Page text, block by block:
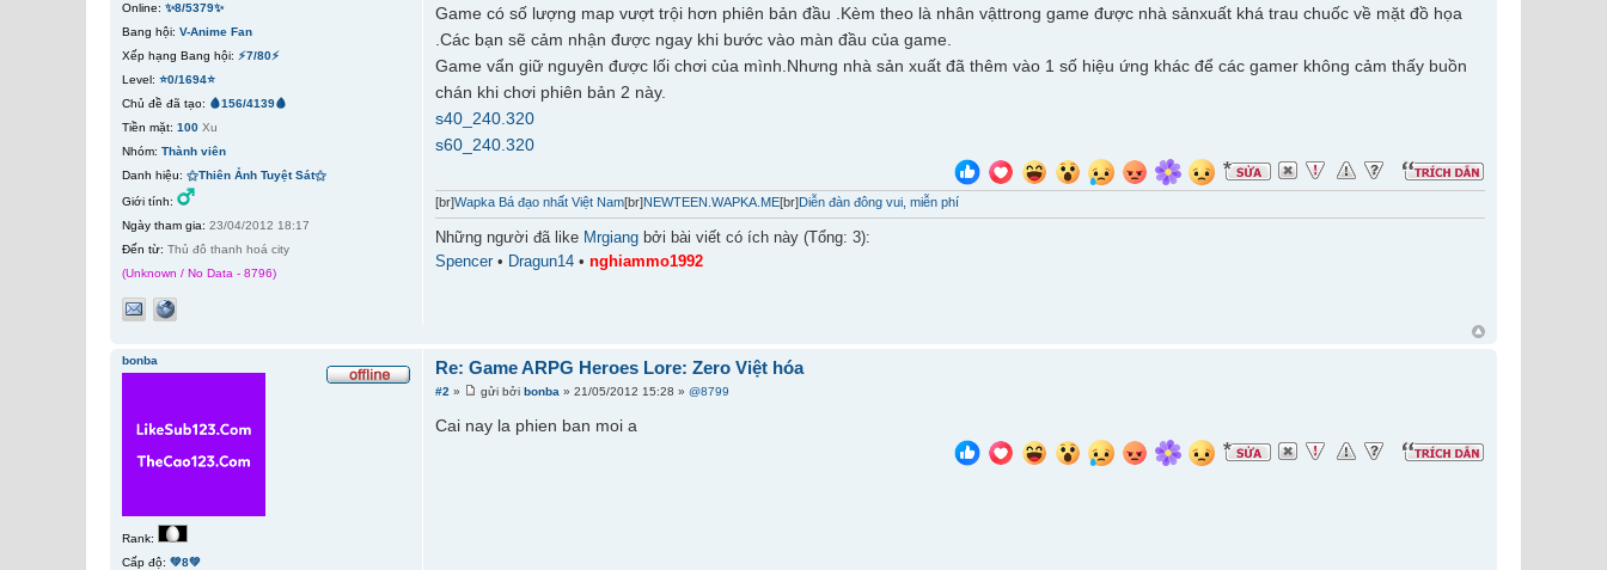
Game có số lượng map vượt trội hơn phiên bản đầu .Kèm theo là nhân vậttrong game được nhà sảnxuất khá trau chuốc về mặt đồ họa
.Các bạn sẽ cảm nhận được ngay khi bước vào màn đầu của game.
Game vẩn giữ nguyên được lối chơi của mình.Nhưng nhà sản xuất đã thêm vào 1 số hiệu ứng khác để các gamer không cảm thấy buồn
chán khi chơi phiên bản 2 này.
s40_240.320
s60_240.320
[br]Wapka Bá đạo nhất Việt Nam[br]NEWTEEN.WAPKA.ME[br] Diễn đàn đông vui, miễn phí
Những người đã like Mrgiang bởi bài viết có ích này (Tổng: 3):
Spencer • Dragun14 •nghiammo1992
Online: ✨8/5379✨
Bang hội: V-Anime Fan
Xếp hạng Bang hội: ⚡7/80⚡
Level: ⭐0/1694⭐
Chủ đề đã tạo: 🩸156/4139🩸
Tiền mặt: 100 Xu
Nhóm: Thành viên
Danh hiệu: ⚝Thiên Ảnh Tuyệt Sát⚝
Giới tính:
Ngày tham gia: 23/04/2012 18:17
Đến từ: Thủ đô thanh hoá city
(Unknown / No Data - 8796)
Re: Game ARPG Heroes Lore: Zero Việt hóa
#2 » gửi bởibonba » 21/05/2012 15:28 »@8799
Cai nay la phien ban moi a
bonba
Rank:
Cấp độ: 💚8💚